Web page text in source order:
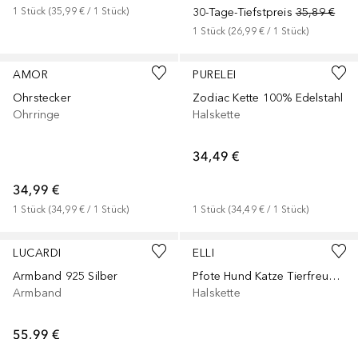
1 Stück (35,99 € / 1 Stück) 30-Tage-Tiefstpreis 35,89 €
1 Stück (26,99 € / 1 Stück)
AMOR
Ohrstecker
Ohrringe
34,99 €
1 Stück (34,99 € / 1 Stück)
PURELEI
Zodiac Kette 100% Edelstahl
Halskette
34,49 €
1 Stück (34,49 € / 1 Stück)
LUCARDI
Armband 925 Silber
Armband
55,99 €
ELLI
Pfote Hund Katze Tierfreund 925 Sterling Silber
Halskette